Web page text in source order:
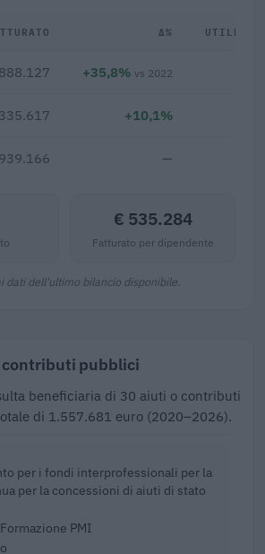
Δ% UTILE/
+35,8% vs 2022
+10,1%
—
€ 535.284
Fatturato per dipendente
dati dell'ultimo bilancio disponibile.
pubblici
beneficiaria di 30 aiuti o contributi
di 1.557.681 euro (2020–2026).
per i fondi interprofessionali per la
per la concessioni di aiuti di stato
PMI